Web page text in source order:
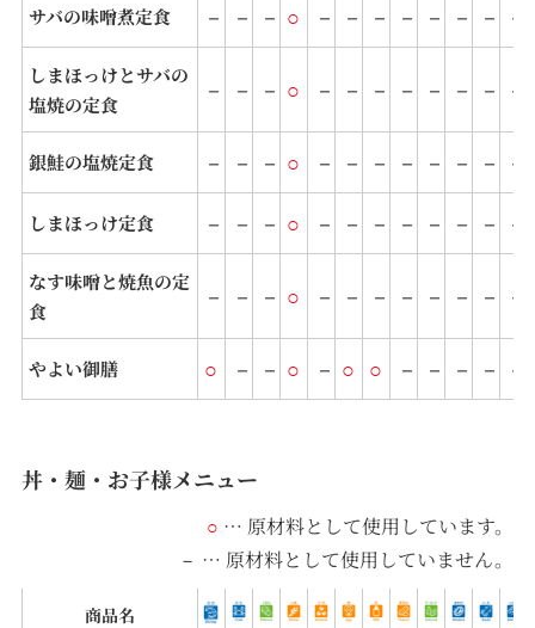
サバの味噌煮定食 － － － ○ － － － － － － － －
しまほっけとサバの
塩焼の定食
－ － － ○ － － － － － － － －
銀鮭の塩焼定食 － － － ○ － － － － － － － －
しまほっけ定食 － － － ○ － － － － － － － －
なす味噌と焼魚の定
食
－ － － ○ － － － － － － － －
やよい御膳 ○ － － ○ － ○ ○ － － － － －
丼・麺・お子様メニュー
○ … 原材料として使⽤しています。
－ … 原材料として使⽤していません。
商品名